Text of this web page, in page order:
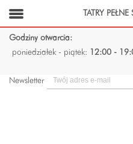
Godziny otwarcia:
poniedziałek - piątek:
12:00 -
Newsletter
TATRY